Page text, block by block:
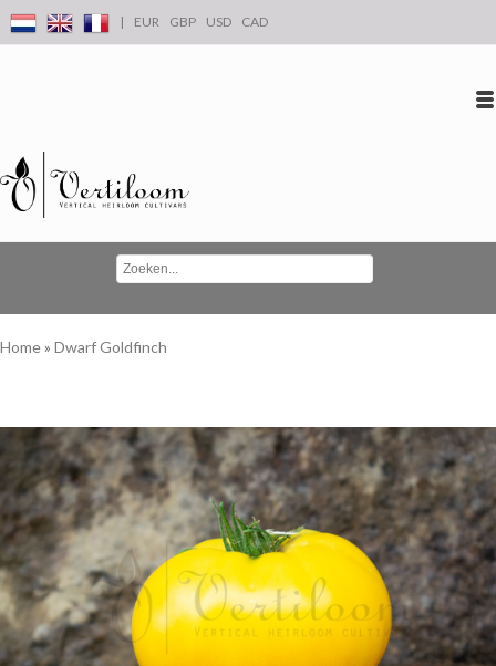
| EUR GBP USD CAD
Home» Dwarf Goldfinch